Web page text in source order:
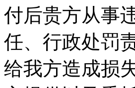
付后贵方从事
任、行政处罚
给我方造成损